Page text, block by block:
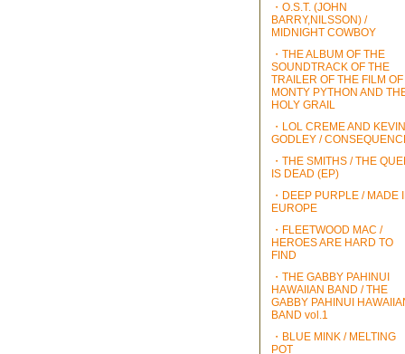
・O.S.T. (JOHN
BARRY,NILSSON) /
MIDNIGHT COWBOY
・THE ALBUM OF THE
SOUNDTRACK OF THE
TRAILER OF THE FILM OF
MONTY PYTHON AND
HOLY GRAIL
・LOL CREME AND KEVIN
GODLEY /
・THE SMITHS / THE
IS DEAD (EP)
・DEEP PURPLE / MADE
EUROPE
・FLEETWOOD MAC /
HEROES ARE HARD TO
FIND
・THE GABBY PAHINUI
HAWAIIAN BAND / THE
GABBY PAHINUI
BAND vol.1
・BLUE MINK / MELTING
POT